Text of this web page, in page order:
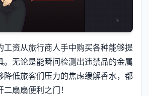
工资从旅行商人手中购买各种能够提
。无论是能瞬间检测出违禁品的金属
降低旅客们压力的焦虑缓解香水，都
扇扇便利之门！